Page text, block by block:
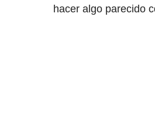
hacer algo parecido